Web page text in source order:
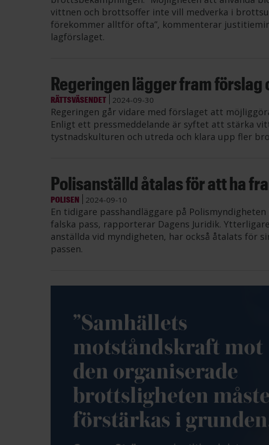
vittnen och brottsoffer inte vill medverka i
förekommer alltför ofta”, kommenterar
lagförslaget.
Regeringen lägger fram förslag
RÄTTSVÄSENDET 2024-09-30
Regeringen går vidare med förslaget att
Enligt ett pressmeddelande är syftet att stärka
tystnadskulturen och utreda och klara upp fler
Polisanställd åtalas för att ha
POLISEN 2024-09-10
En tidigare passhandläggare på
falska pass, rapporterar Dagens Juridik.
anställda vid myndigheten, har också åtalats för
passen.